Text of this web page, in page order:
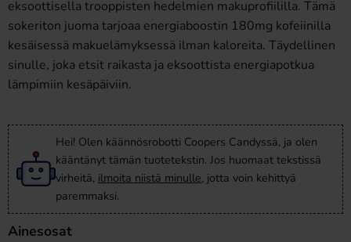
eksoottisella trooppisten hedelmien makuprofiililla. Tämä
sokeriton juoma tarjoaa energiaboostin 180mg kofeiinilla
kesäisessä makuelämyksessä ilman kaloreita. Täydellinen
sinulle, joka etsit raikasta ja eksoottista energiapotkua
lämpimiin kesäpäiviin.
Hei! Olen käännösrobotti Coopers Candyssä, ja olen
kääntänyt tämän tuotetekstin. Jos huomaat tekstissä
virheitä, ilmoita niistä minulle, jotta voin kehittyä
paremmaksi.
Ainesosat